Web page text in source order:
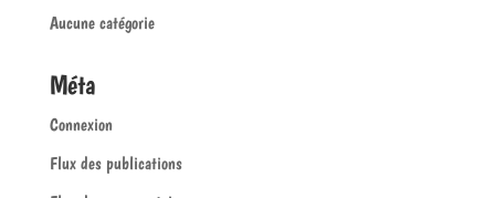
Aucune catégorie
Méta
Connexion
Flux des publications